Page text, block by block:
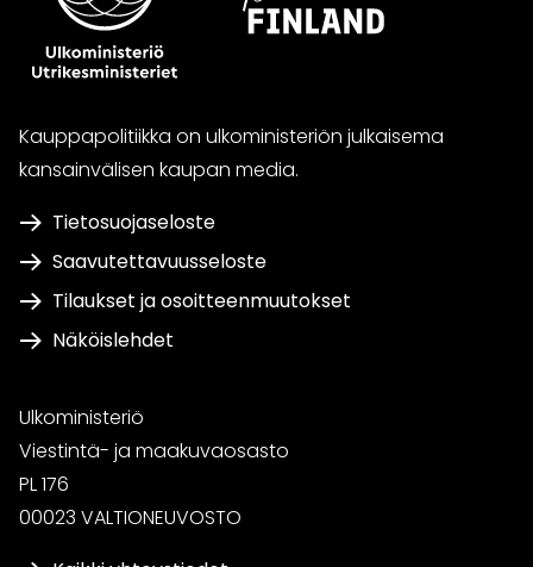
Kauppapolitiikka on ulkoministeriön julkaisema
kansainvälisen kaupan media.
Tietosuojaseloste
Saavutettavuusseloste
Tilaukset ja osoitteenmuutokset
Näköislehdet
Ulkoministeriö
Viestintä- ja maakuvaosasto
PL 176
00023 VALTIONEUVOSTO